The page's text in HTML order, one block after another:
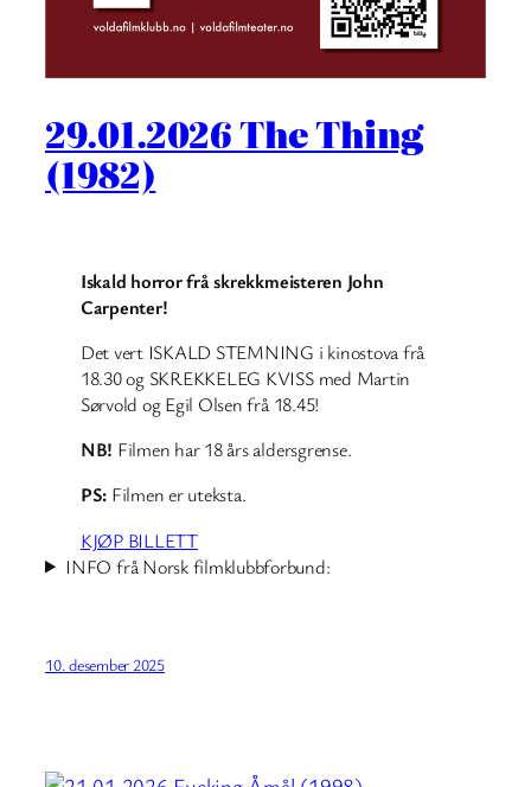
29.01.2026 The Thing
(1982)
Iskald horror frå skrekkmeisteren John
Carpenter!
Det vert ISKALD STEMNING i kinostova frå
18.30 og SKREKKELEG KVISS med Martin
Sørvold og Egil Olsen frå 18.45!
NB! Filmen har 18 års aldersgrense.
PS: Filmen er uteksta.
KJØP BILLETT
INFO frå Norsk filmklubbforbund:
10. desember 2025